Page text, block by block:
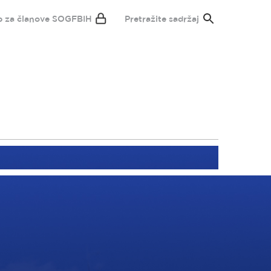
za članove SOGFBIH Pretražite sadržaj